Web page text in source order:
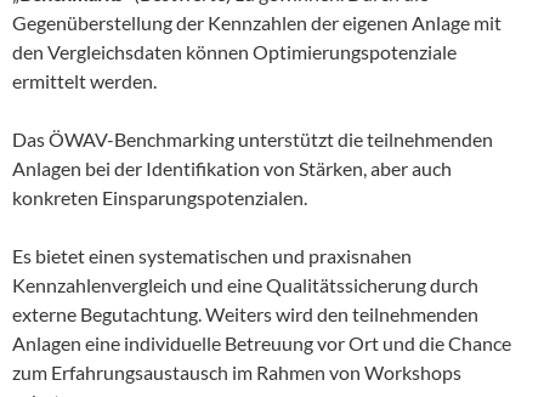
Gegenüberstellung der Kennzahlen der eigenen Anlage mit
den Vergleichsdaten können Optimierungspotenziale
ermittelt werden.
Das ÖWAV-Benchmarking unterstützt die teilnehmenden
Anlagen bei der Identifikation von Stärken, aber auch
konkreten Einsparungspotenzialen.
Es bietet einen systematischen und praxisnahen
Kennzahlenvergleich und eine Qualitätssicherung durch
externe Begutachtung. Weiters wird den teilnehmenden
Anlagen eine individuelle Betreuung vor Ort und die Chance
zum Erfahrungsaustausch im Rahmen von Workshops